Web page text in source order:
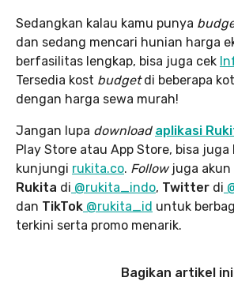
Sedangkan kalau kamu punya
dan sedang mencari hunian harga
berfasilitas lengkap, bisa juga cek
Tersedia kost budgetdi beberapa
dengan harga sewa murah!
Jangan lupa download aplikasi
Play Store atau App Store, bisa juga
kunjungi rukita.co. Followjuga akun
Rukita di @rukita_indo, Twitter di
dan TikTok @rukita_id untuk
terkini serta promo menarik.
Bagikan artikel ini